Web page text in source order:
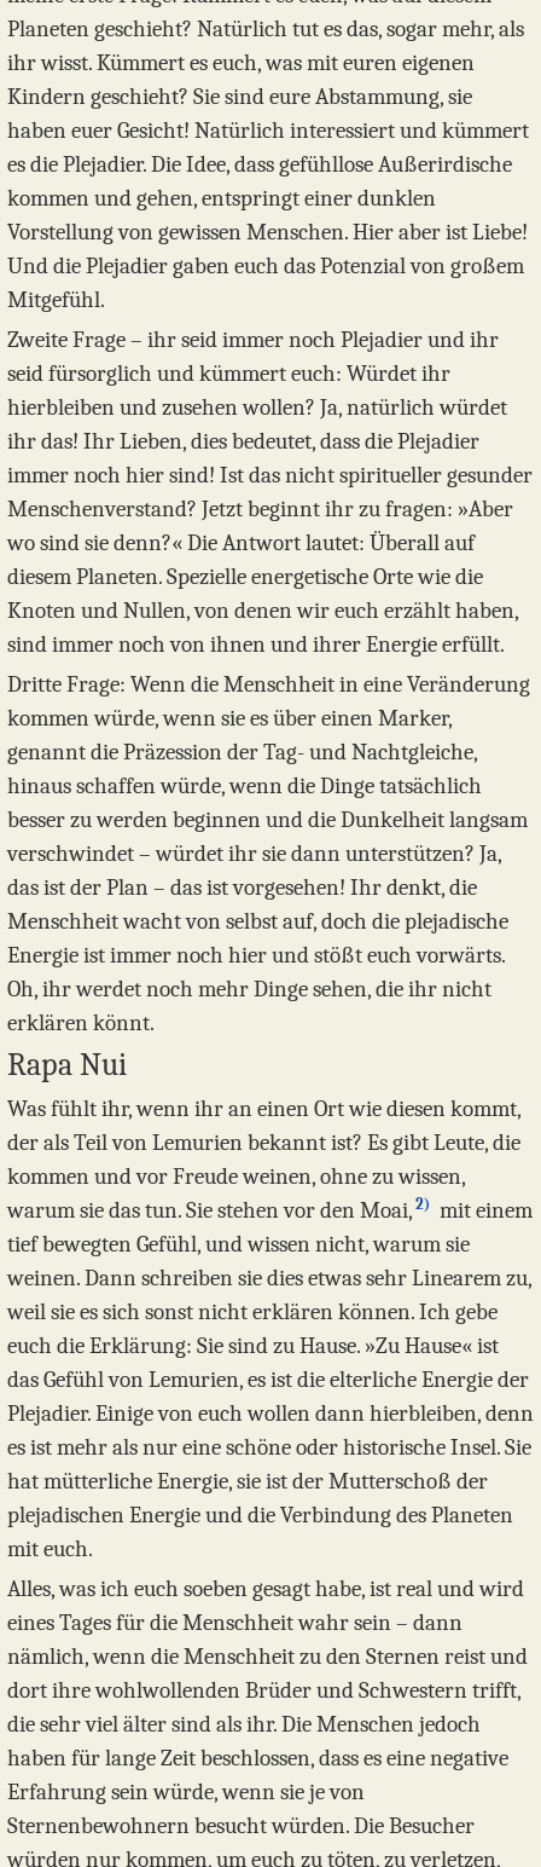
Planeten geschieht? Natürlich tut es das, sogar mehr, als
ihr wisst. Kümmert es euch, was mit euren eigenen
Kindern geschieht? Sie sind eure Abstammung, sie
haben euer Gesicht! Natürlich interessiert und kümmert
es die Plejadier. Die Idee, dass gefühllose Außerirdische
kommen und gehen, entspringt einer dunklen
Vorstellung von gewissen Menschen. Hier aber ist Liebe!
Und die Plejadier gaben euch das Potenzial von großem
Mitgefühl.
Zweite Frage – ihr seid immer noch Plejadier und ihr
seid fürsorglich und kümmert euch: Würdet ihr
hierbleiben und zusehen wollen? Ja, natürlich würdet
ihr das! Ihr Lieben, dies bedeutet, dass die Plejadier
immer noch hier sind! Ist das nicht spiritueller gesunder
Menschenverstand? Jetzt beginnt ihr zu fragen: »Aber
wo sind sie denn?« Die Antwort lautet: Überall auf
diesem Planeten. Spezielle energetische Orte wie die
Knoten und Nullen, von denen wir euch erzählt haben,
sind immer noch von ihnen und ihrer Energie erfüllt.
Dritte Frage: Wenn die Menschheit in eine Veränderung
kommen würde, wenn sie es über einen Marker,
genannt die Präzession der Tag- und Nachtgleiche,
hinaus schaffen würde, wenn die Dinge tatsächlich
besser zu werden beginnen und die Dunkelheit langsam
verschwindet – würdet ihr sie dann unterstützen? Ja,
das ist der Plan – das ist vorgesehen! Ihr denkt, die
Menschheit wacht von selbst auf, doch die plejadische
Energie ist immer noch hier und stößt euch vorwärts.
Oh, ihr werdet noch mehr Dinge sehen, die ihr nicht
erklären könnt.
Rapa Nui
Was fühlt ihr, wenn ihr an einen Ort wie diesen kommt,
der als Teil von Lemurien bekannt ist? Es gibt Leute, die
kommen und vor Freude weinen, ohne zu wissen,
warum sie das tun. Sie stehen vor den Moai, 2) mit einem
tief bewegten Gefühl, und wissen nicht, warum sie
weinen. Dann schreiben sie dies etwas sehr Linearem zu,
weil sie es sich sonst nicht erklären können. Ich gebe
euch die Erklärung: Sie sind zu Hause. »Zu Hause« ist
das Gefühl von Lemurien, es ist die elterliche Energie der
Plejadier. Einige von euch wollen dann hierbleiben, denn
es ist mehr als nur eine schöne oder historische Insel. Sie
hat mütterliche Energie, sie ist der Mutterschoß der
plejadischen Energie und die Verbindung des Planeten
mit euch.
Alles, was ich euch soeben gesagt habe, ist real und wird
eines Tages für die Menschheit wahr sein – dann
nämlich, wenn die Menschheit zu den Sternen reist und
dort ihre wohlwollenden Brüder und Schwestern trifft,
die sehr viel älter sind als ihr. Die Menschen jedoch
haben für lange Zeit beschlossen, dass es eine negative
Erfahrung sein würde, wenn sie je von
Sternenbewohnern besucht würden. Die Besucher
würden nur kommen, um euch zu töten, zu verletzen,